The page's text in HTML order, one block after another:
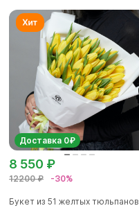
Доставка 0₽
12200 ₽ -30%
8 550 ₽
Букет из 51 желтых тюльпанов